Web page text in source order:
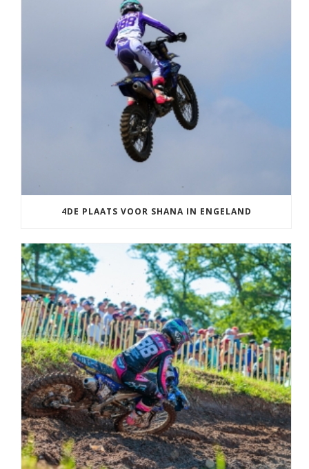
4DE PLAATS VOOR SHANA IN ENGELAND